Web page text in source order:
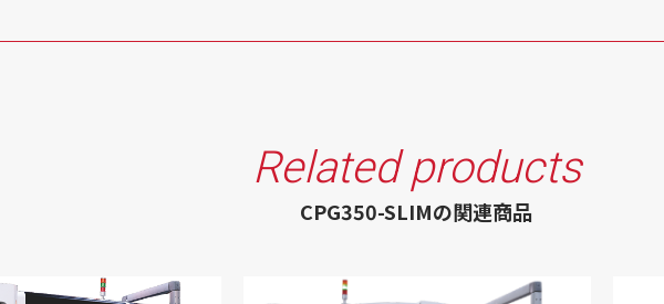
Related products
CPG350-SLIMの関連商品